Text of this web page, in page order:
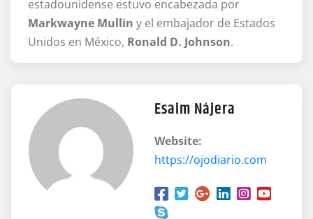
estadounidense estuvo encabezada por
Markwayne Mullin y el embajador de Estados
Unidos en México, Ronald D. Johnson.
Esaim Nájera
Website:
https://ojodiario.com